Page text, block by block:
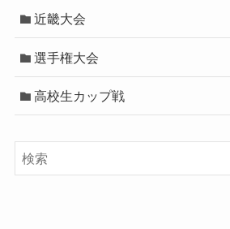
近畿大会
選手権大会
高校生カップ戦